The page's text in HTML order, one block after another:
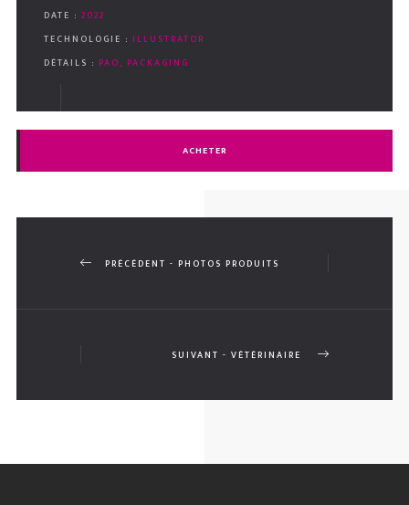
DATE : 2022
TECHNOLOGIE : ILLUSTRATOR
DÉTAILS : PAO, PACKAGING
ACHETER
PRÉCÉDENT - PHOTOS PRODUITS
SUIVANT - VÉTÉRINAIRE